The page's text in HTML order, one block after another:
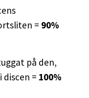
= 90%
på den,
discen = 100%